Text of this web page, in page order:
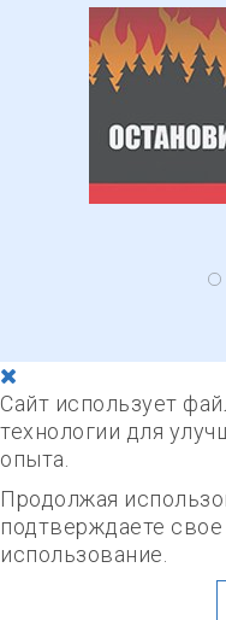
Сайт использует
технологии для
опыта.
Продолжая
подтверждаете свое
использование.